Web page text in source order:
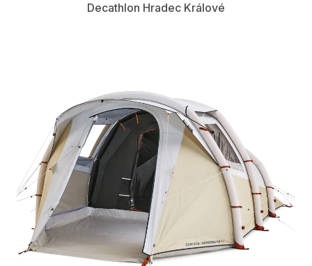
Decathlon Hradec Králové